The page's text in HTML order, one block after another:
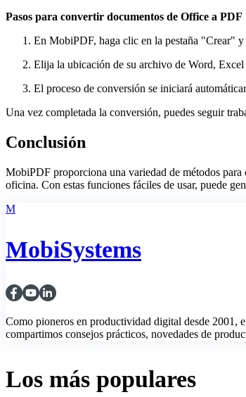
Pasos para convertir documentos de Office a PDF
En MobiPDF, haga clic en la pestaña "Crear"
Elija la ubicación de su archivo de Word,
El proceso de conversión se iniciará
Una vez completada la conversión, puedes seguir
Conclusión
MobiPDF proporciona una variedad de métodos
oficina. Con estas funciones fáciles de usar, puede
M
MobiSystems
Como pioneros en productividad digital desde 2001,
compartimos consejos prácticos, novedades de
Los más populares